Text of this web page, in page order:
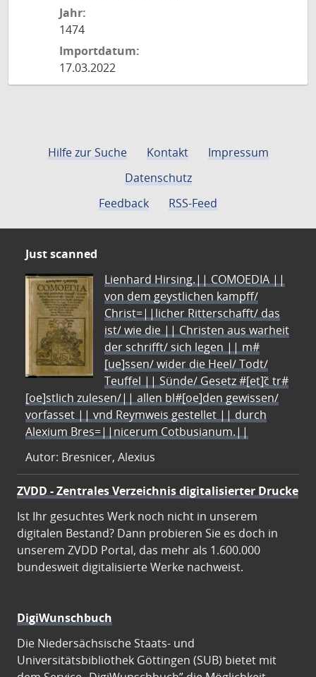
Jahr:
1474
Importdatum:
17.03.2022
Hilfe zur Suche Kontakt
Impressum
Datenschutz
Feedback
RSS-Feed
Just scanned
Lienhard Hirsing.|| COMOEDIA ||
von dem geystlichen kampff/
Christ=||licher Ritterschafft/ das
ist/ wie die || Christen aus warheit
der schrifft/ sich legen || m#
[ue]ssen/ wider die Heel/ Todt/
Teuffel || Sünde/ Gesetz #[et]c̃ tr#
[oe]stlich zulesen/|| allen bl#[oe]den gewissen/
vorfasset || vnd Reymweis gestellet || durch
Alexium Bres=||nicerum Cotbusianum.||
Autor: Bresnicer, Alexius
ZVDD - Zentrales Verzeichnis digitalisierter Drucke
Ist Ihr gesuchtes Werk noch nicht in unserem
digitalen Bestand? Dann probieren Sie es doch in
unserem ZVDD Portal, das mehr als 1.600.000
bundesweit digitalisierte Werke nachweist.
DigiWunschbuch
Die Niedersächsische Staats- und
Universitätsbibliothek Göttingen (SUB) bietet mit